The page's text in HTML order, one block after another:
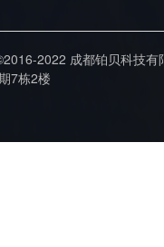
2022 成都铂贝科技
7栋2楼